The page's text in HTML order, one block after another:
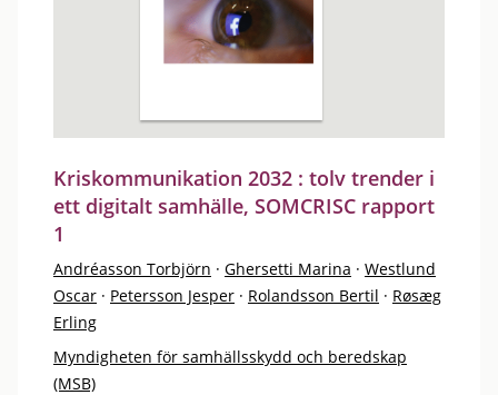
Kriskommunikation 2032 : tolv trender i
ett digitalt samhälle, SOMCRISC rapport
1
Andréasson Torbjörn · Ghersetti Marina · Westlund
Oscar · Petersson Jesper · Rolandsson Bertil · Røsæg
Erling
Myndigheten för samhällsskydd och beredskap
(MSB)